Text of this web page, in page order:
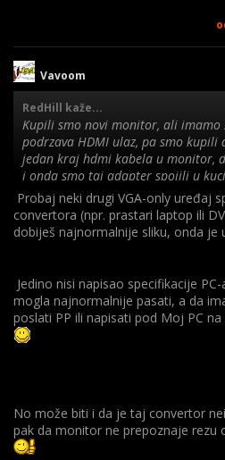
Vavoom
RedHill kaže...
Kupili smo novi monitor, ali imamo
podrzava HDMI ulaz, pa smo
jedan kraj hdmi kabela u monitor,
i onda smo taj adapter spojili u
nema signala, birao sam i HDMI i
no signal, jedino nisam iskoristio
koristim od starog racunala. Jel zna
Probaj neki drugi VGA-only uređaj
convertora (npr. prastari laptop ili
dobiješ najnormalnije sliku, onda je
Jedino nisi napisao specifikacije
mogla najnormalnije pasati, a da
poslati PP ili napisati pod Moj PC
No može biti i da je taj convertor
pak da monitor ne prepoznaje rezu